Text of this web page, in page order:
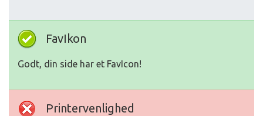
FavIkon
Godt, din side har et FavIcon!
Printervenlighed